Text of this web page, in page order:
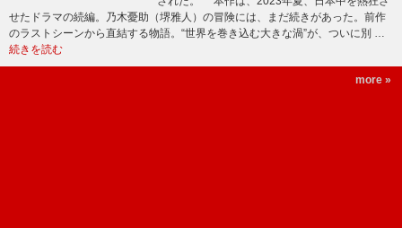
せたドラマの続編。乃木憂助（堺雅人）の冒険には、まだ続きがあった。前作
のラストシーンから直結する物語。“世界を巻き込む大きな渦”が、ついに別 …
続きを読む
more »